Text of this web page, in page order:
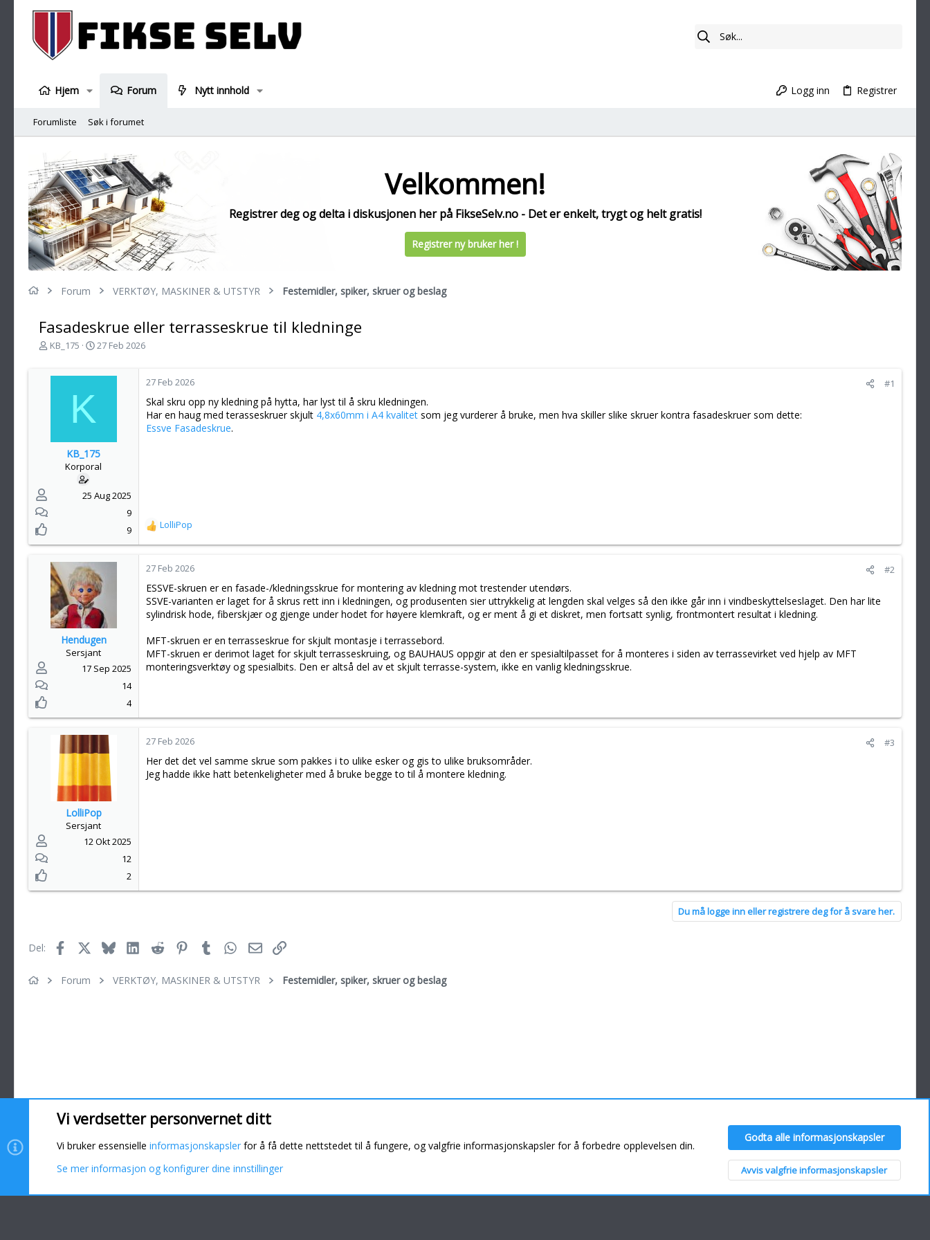
Hjem Forum Nytt innhold Logg inn Registrer
Forumliste Søk i forumet
Velkommen!
Registrer deg og delta i diskusjonen her på FikseSelv.no - Det er enkelt, trygt og helt gratis!
Registrer ny bruker her !
Forum VERKTØY, MASKINER & UTSTYR Festemidler, spiker, skruer og beslag
Fasadeskrue eller terrasseskrue til kledninge
T
t
KB_175
S
o
27 Feb 2026
K
KB_175
Korporal
25 Aug 2025
9
9
27 Feb 2026 #1
Skal skru opp ny kledning på hytta, har lyst til å skru kledningen.
Har en haug med terasseskruer skjult 4,8x60mm i A4 kvalitet som jeg vurderer å bruke, men hva skiller slike skruer kontra fasadeskruer som dette:
Essve Fasadeskrue.
R
e
k
j
o
n
r
:
LolliPop
Hendugen
Sersjant
17 Sep 2025
14
4
27 Feb 2026 #2
ESSVE-skruen er en fasade-/kledningsskrue for montering av kledning mot trestender utendørs.
SSVE-varianten er laget for å skrus rett inn i kledningen, og produsenten sier uttrykkelig at lengden skal velges så den ikke går inn i vindbeskyttelseslaget. Den har lite
sylindrisk hode, fiberskjær og gjenge under hodet for høyere klemkraft, og er ment å gi et diskret, men fortsatt synlig, frontmontert resultat i kledning.
MFT-skruen er en terrasseskrue for skjult montasje i terrassebord.
MFT-skruen er derimot laget for skjult terrasseskruing, og BAUHAUS oppgir at den er spesialtilpasset for å monteres i siden av terrassevirket ved hjelp av MFT
monteringsverktøy og spesialbits. Den er altså del av et skjult terrasse-system, ikke en vanlig kledningsskrue.
LolliPop
Sersjant
12 Okt 2025
12
2
27 Feb 2026 #3
Her det det vel samme skrue som pakkes i to ulike esker og gis to ulike bruksområder.
Jeg hadde ikke hatt betenkeligheter med å bruke begge to til å montere kledning.
Du må logge inn eller registrere deg for å svare her.
Del: Facebook Bluesky LinkedInReddit PinterestTumblr WhatsApp
E-postLink
Forum VERKTØY, MASKINER & UTSTYR Festemidler, spiker, skruer og beslag
Kontakt oss Hjelp Hjem
Topp Bunn
Vi verdsetter personvernet ditt
Vi bruker essensielle informasjonskapsler for å få dette nettstedet til å fungere, og valgfrie informasjonskapsler for å forbedre opplevelsen din.
Se mer informasjon og konfigurer dine innstillinger
Godta alle informasjonskapsler
Avvis valgfrie informasjonskapsler